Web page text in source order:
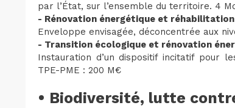
par l’État, sur l’ensemble du territoire. 4
- Rénovation énergétique et
Enveloppe envisagée, déconcentrée aux
- Transition écologique et rénovation
Instauration d’un dispositif incitatif pour
TPE-PME : 200 M€
• Biodiversité, lutte